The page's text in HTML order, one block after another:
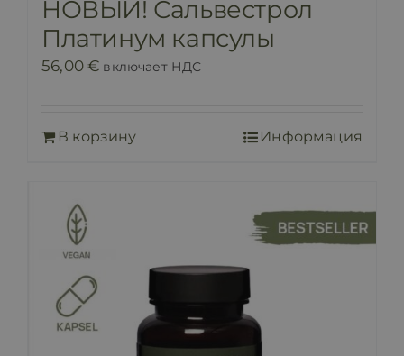
НОВЫЙ! Сальвестрол
Платинум капсулы
56,00€ включает НДС
В корзину Информация